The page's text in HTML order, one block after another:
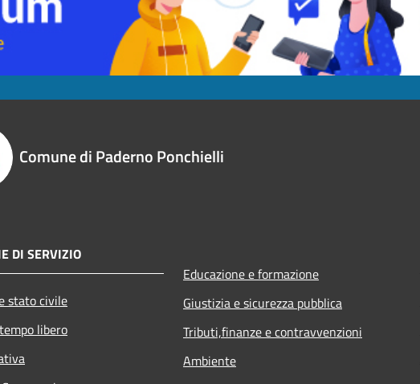
Comune di Paderno Ponchielli
DI SERVIZIO
stato civile
libero
Educazione e formazione
Giustizia e sicurezza pubblica
Tributi,finanze e contravvenzioni
Ambiente